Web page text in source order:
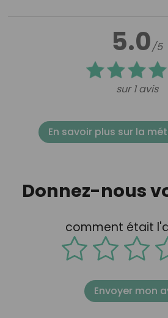
5.0/5
sur 1 avis
En savoir plus sur la
Donnez-nous
comment était
Envoyer mon